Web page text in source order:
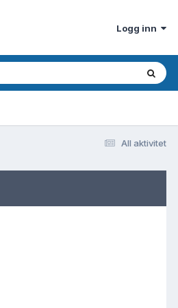
Logg inn
All aktivitet